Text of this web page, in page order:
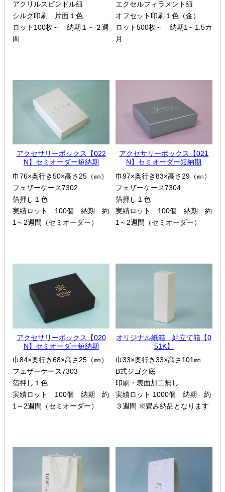
アクリルスピンドル紐
シルク印刷 片面１色
ロット100枚～ 納期１～２週
間
エクセルフィラメント紐
オフセット印刷１色（金）
ロット500枚～ 納期1～1.5カ
月
アクセサリーボックス【022
N】セミオーダー短納期
巾76×奥行き50×高さ25（㎜）
フェザーケース7302
箔押し１色
実績ロット 100個 納期 約
1～2週間（セミオーダー）
アクセサリーボックス【021
N】セミオーダー短納期
巾97×奥行き83×高さ29（㎜）
フェザーケース7304
箔押し１色
実績ロット 100個 納期 約
1～2週間（セミオーダー）
アクセサリーボックス【020
N】セミオーダー短納期
巾84×奥行き68×高さ25（㎜）
フェザーケース7303
箔押し１色
実績ロット 100個 納期 約
1～2週間（セミオーダー）
オリジナル紙箱 組立て箱【0
51K】
巾33×奥行き33×高さ101㎜
B式ジゴク底
印刷・表面加工無し
実績ロット 1000個 納期 約
３週間 ※畳み納品となります